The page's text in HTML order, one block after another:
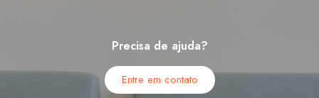
Precisa de ajuda?
Entre em contato